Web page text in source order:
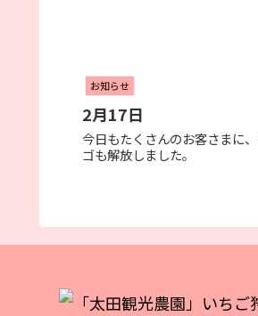
お知らせ
2月17日
今日もたくさんのお客さまに
ゴも解放しました。